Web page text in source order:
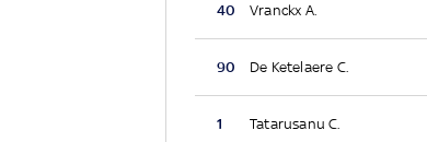
40 Vranckx A.
90 De Ketelaere C.
1 Tatarusanu C.